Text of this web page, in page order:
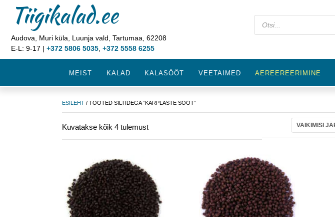
Tiigikalad.ee
Audova, Muri küla, Luunja vald, Tartumaa, 62208
E-L: 9-17 | +372 5806 5035 +372 5558 6255
MEIST KALAD KALASÖÖT VEETAIMED AEREEREERIMINE
ESILEHT / TOOTED SILTIDEGA “KARPLASTE SÖÖT”
Kuvatakse kõik 4 tulemust